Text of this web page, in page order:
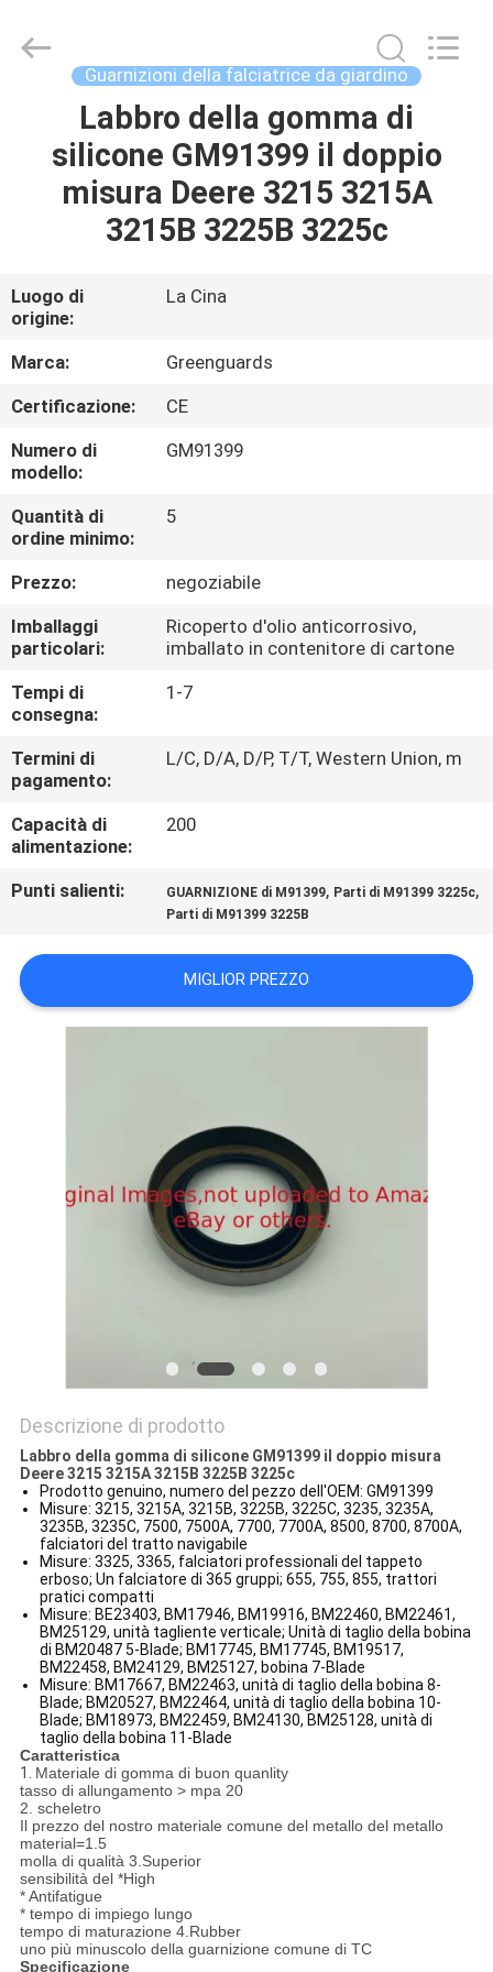
PRODOTTI
NOI
GIRO
DELLA
FABBRICA
CONTROLLO
DI
QUALITÀ
CONTATTICI
NOTIZIE
RICHIEDA
UNA
DEL
SITO
Hesheng
Long
Guarnizioni della falciatrice da giardino
Labbro della gomma di
silicone GM91399 il doppio
misura Deere 3215 3215A
3215B 3225B 3225c
Luogo di
origine:
La Cina
Marca:
Greenguards
Certificazione:
CE
Numero di
modello:
GM91399
Quantità di
ordine minimo:
5
Prezzo:
negoziabile
Imballaggi
particolari:
Ricoperto d'olio anticorrosivo,
imballato in contenitore di cartone
Tempi di
consegna:
1-7
Termini di
pagamento:
L/C, D/A, D/P, T/T, Western Union, m
Capacità di
alimentazione:
200
Punti salienti: GUARNIZIONE di M91399, Parti di M91399 3225c,
Parti di M91399 3225B
MIGLIOR PREZZO
Descrizione di prodotto
Labbro della gomma di silicone GM91399 il doppio misura
Deere 3215 3215A 3215B 3225B 3225c
Prodotto genuino, numero del pezzo dell'OEM: GM91399
Misure: 3215, 3215A, 3215B, 3225B, 3225C, 3235, 3235A,
3235B, 3235C, 7500, 7500A, 7700, 7700A, 8500, 8700, 8700A,
falciatori del tratto navigabile
Misure: 3325, 3365, falciatori professionali del tappeto
erboso; Un falciatore di 365 gruppi; 655, 755, 855, trattori
pratici compatti
Misure: BE23403, BM17946, BM19916, BM22460, BM22461,
BM25129, unità tagliente verticale; Unità di taglio della bobina
di BM20487 5-Blade; BM17745, BM17745, BM19517,
BM22458, BM24129, BM25127, bobina 7-Blade
Misure: BM17667, BM22463, unità di taglio della bobina 8-
Blade; BM20527, BM22464, unità di taglio della bobina 10-
Blade; BM18973, BM22459, BM24130, BM25128, unità di
taglio della bobina 11-Blade
Caratteristica
1. Materiale di gomma di buon quanlity
tasso di allungamento > mpa 20
2. scheletro
Il prezzo del nostro materiale comune del metallo del metallo
material=1.5
molla di qualità 3.Superior
sensibilità del *High
* Antifatigue
* tempo di impiego lungo
tempo di maturazione 4.Rubber
uno più minuscolo della guarnizione comune di TC
Specificazione